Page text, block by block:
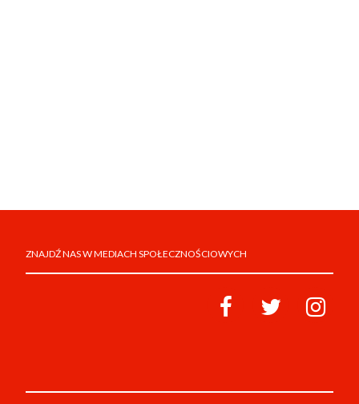
ZNAJDŹ NAS W MEDIACH SPOŁECZNOŚCIOWYCH